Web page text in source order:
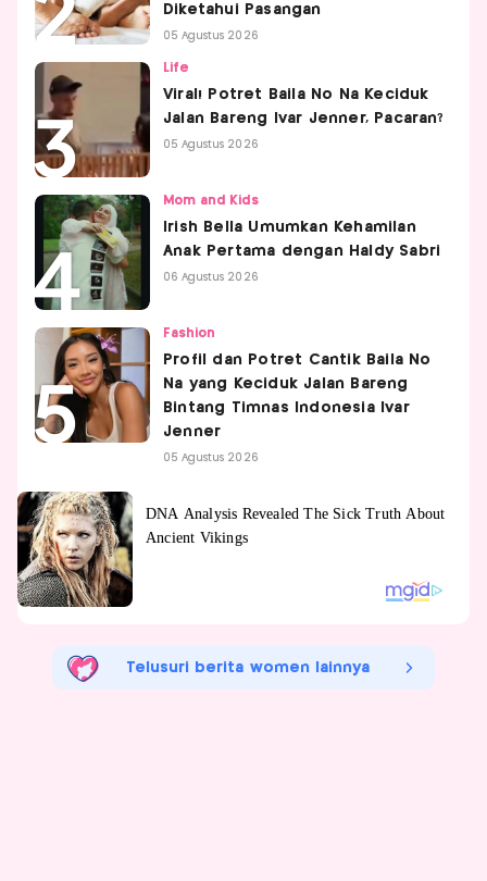
Diketahui Pasangan
05 Agustus 2026
Life
Viral! Potret Baila No Na Keciduk
Jalan Bareng Ivar Jenner, Pacaran?
05 Agustus 2026
Mom and Kids
Irish Bella Umumkan Kehamilan
Anak Pertama dengan Haldy Sabri
06 Agustus 2026
Fashion
Profil dan Potret Cantik Baila No
Na yang Keciduk Jalan Bareng
Bintang Timnas Indonesia Ivar
Jenner
05 Agustus 2026
Telusuri berita women lainnya